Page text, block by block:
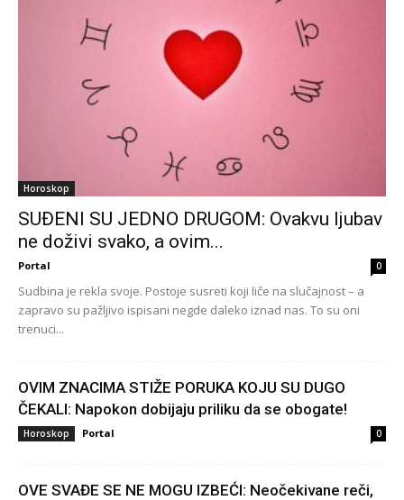
Horoskop
SUĐENI SU JEDNO DRUGOM: Ovakvu ljubav
ne doživi svako, a ovim...
Portal 0
Sudbina je rekla svoje. Postoje susreti koji liče na slučajnost – a
zapravo su pažljivo ispisani negde daleko iznad nas. To su oni
trenuci...
OVIM ZNACIMA STIŽE PORUKA KOJU SU DUGO
ČEKALI: Napokon dobijaju priliku da se obogate!
Horoskop Portal 0
OVE SVAĐE SE NE MOGU IZBEĆI: Neočekivane reči,